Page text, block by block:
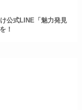
公式LINE「魅力発見
！